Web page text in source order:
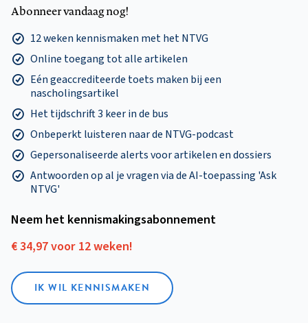
Abonneer vandaag nog!
12 weken kennismaken met het NTVG
Online toegang tot alle artikelen
Eén geaccrediteerde toets maken bij een
nascholingsartikel
Het tijdschrift 3 keer in de bus
Onbeperkt luisteren naar de NTVG-podcast
Gepersonaliseerde alerts voor artikelen en dossiers
Antwoorden op al je vragen via de AI-toepassing 'Ask
NTVG'
Neem het kennismakings­abonnement
€ 34,97 voor 12 weken!
IK WIL KENNISMAKEN